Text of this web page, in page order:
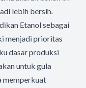
lebih bersih.
Etanol sebagai
menjadi prioritas
dasar produksi
untuk gula
memperkuat